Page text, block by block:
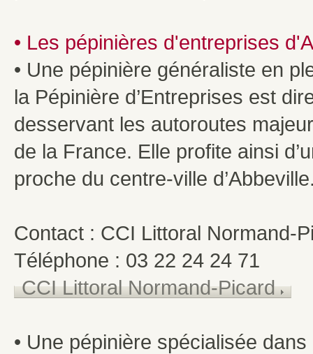
• Les pépinières d'entreprises
• Une pépinière généraliste en
la Pépinière d’Entreprises est
desservant les autoroutes
de la France. Elle profite ainsi
proche du centre-ville
Contact : CCI Littoral Normand-
Téléphone : 03 22 24 24 71
CCI Littoral Normand-Picard
• Une pépinière spécialisée